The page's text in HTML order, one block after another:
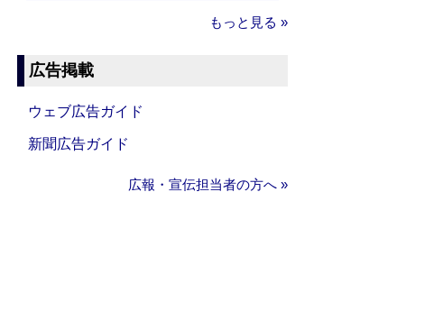
もっと見る »
広告掲載
ウェブ広告ガイド
新聞広告ガイド
広報・宣伝担当者の方へ »